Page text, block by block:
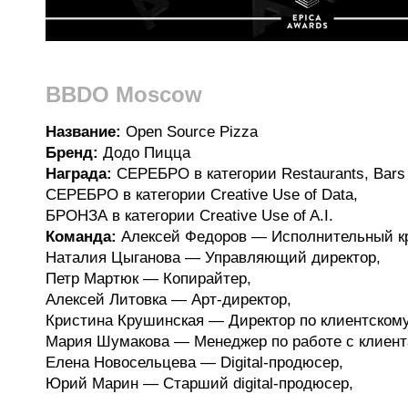
BBDO Moscow
Название: Open Source Pizza
Бренд: Додо Пицца
Награда: СЕРЕБРО в категории Restaurants,
СЕРЕБРО в категории Creative Use of Data,
БРОНЗА в категории Creative Use of A.I.
Команда: Алексей Федоров — Исполнительный
Наталия Цыганова — Управляющий директор,
Петр Мартюк — Копирайтер,
Алексей Литовка — Арт-директор,
Кристина Крушинская — Директор по
Мария Шумакова — Менеджер по работе с
Елена Новосельцева — Digital-продюсер,
Юрий Марин — Cтарший digital-продюсер,